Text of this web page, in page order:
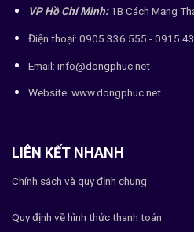
VP Hồ Chí Minh:1B Cách Mạng
Điện thoại: 0905.336.555 -
Email: info@dongphuc.net
Website: www.dongphuc.net
LIÊN KẾT NHANH
Chính sách và quy định chung
Quy định về hình thức thanh toán